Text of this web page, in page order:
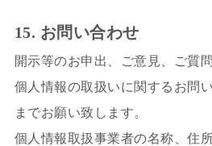
15. お問い合わせ
開示等のお申出、ご意見、ご質
個人情報の取扱いに関するお問
までお願い致します。
個人情報取扱事業者の名称、住